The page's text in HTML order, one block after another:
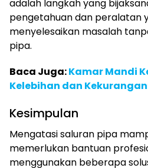
adalah langkah yang
pengetahuan dan peralatan
menyelesaikan masalah
pipa.
Baca Juga:Kamar Mandi
Kelebihan dan
Kesimpulan
Mengatasi saluran pipa
memerlukan bantuan
menggunakan beberapa